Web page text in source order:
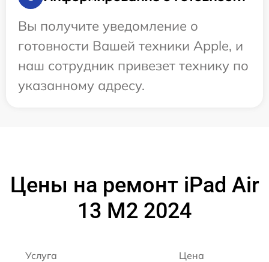
Вы получите уведомление о
готовности Вашей техники Apple, и
наш сотрудник привезет технику по
указанному адресу.
Цены на ремонт iPad Air
13 M2 2024
Услуга Цена